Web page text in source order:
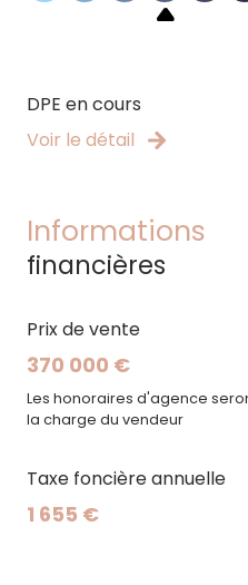
DPE en cours
Voir le détail
Informations
financières
Prix de vente
370 000 €
Les honoraires d'agence
la charge du vendeur
Taxe foncière annuelle
1 655 €